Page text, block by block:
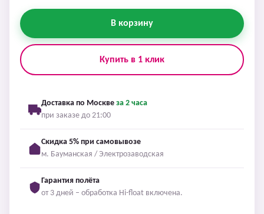
В корзину
Купить в 1 клик
Доставка по Москве за 2 часа
при заказе до 21:00
Скидка 5% при самовывозе
м. Бауманская / Электрозаводская
Гарантия полёта
от 3 дней – обработка Hi-float включена.